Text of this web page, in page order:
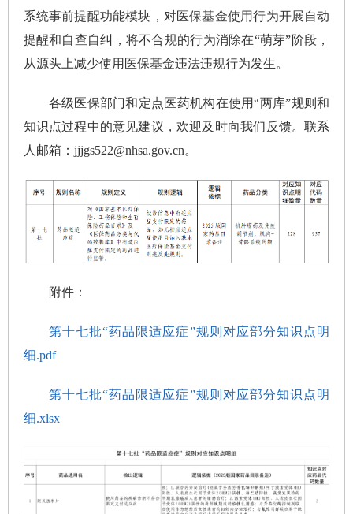
系统事前提醒功能模块，对医保基金使用行为开展自动
提醒和自查自纠，将不合规的行为消除在“萌芽”阶段，
从源头上减少使用医保基金违法违规行为发生。
各级医保部门和定点医药机构在使用“两库”规则和
知识点过程中的意见建议，欢迎及时向我们反馈。联系
人邮箱：jjjgs522@nhsa.gov.cn。
附件：
第十七批“药品限适应症”规则对应部分知识点明
细.pdf
第十七批“药品限适应症”规则对应部分知识点明
细.xlsx